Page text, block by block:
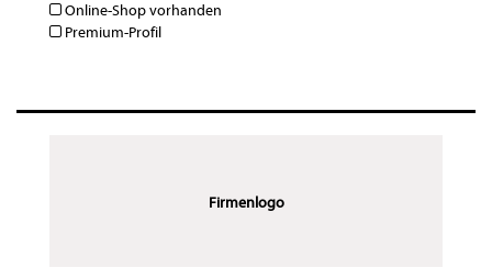
Online-Shop vorhanden
Premium-Profil
Firmenlogo